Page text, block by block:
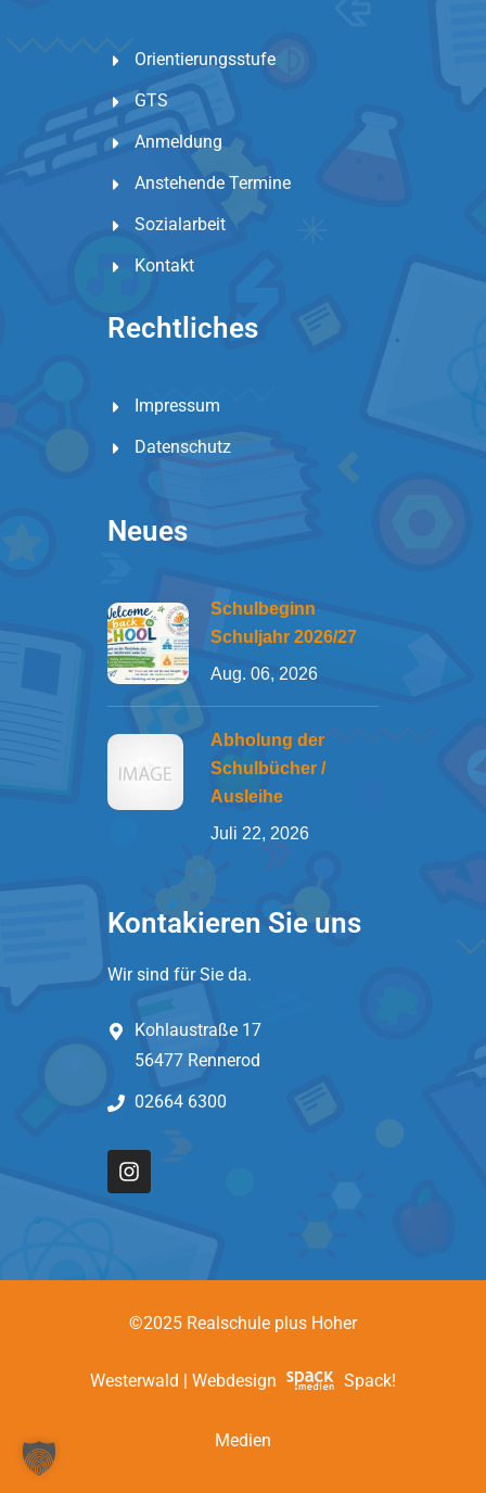
Orientierungsstufe
GTS
Anmeldung
Anstehende Termine
Sozialarbeit
Kontakt
Rechtliches
Impressum
Datenschutz
Neues
Schulbeginn
Schuljahr 2026/27
Aug. 06, 2026
Abholung der
Schulbücher /
Ausleihe
Juli 22, 2026
Kontakieren Sie uns
Wir sind für Sie da.
Kohlaustraße 17
56477 Rennerod
02664 6300
©2025 Realschule plus Hoher
Westerwald | Webdesign Spack!
Medien